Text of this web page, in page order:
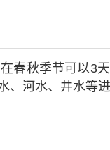
春秋季节可以3
河水、井水等进